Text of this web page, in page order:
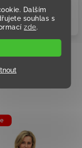
Dalším
souhlas s
zde.